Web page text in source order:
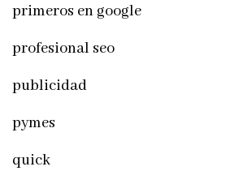
primeros en google
profesional seo
publicidad
pymes
quick